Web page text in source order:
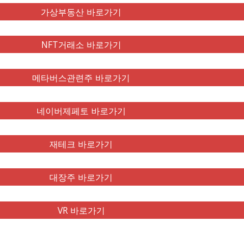
가상부동산 바로가기
NFT거래소 바로가기
메타버스관련주 바로가기
네이버제페토 바로가기
재테크 바로가기
대장주 바로가기
VR 바로가기